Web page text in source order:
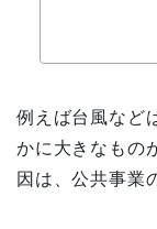
例えば台風など
かに大きなもの
因は、公共事業